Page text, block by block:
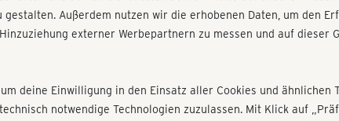
Außerdem nutzen wir die erhobenen Daten, um den
externer Werbepartnern zu messen und auf dieser
deine Einwilligung in den Einsatz aller Cookies und ähnlichen
notwendige Technologien zuzulassen. Mit Klick auf